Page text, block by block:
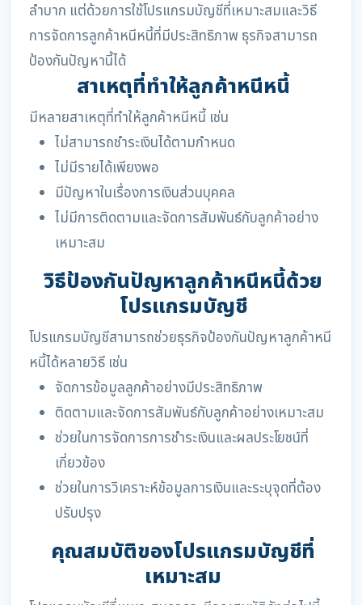
ลำบาก แต่ด้วยการใช้โปรแกรมบัญชีที่เหมาะสมและวิธี
การจัดการลูกค้าหนีหนี้ที่มีประสิทธิภาพ ธุรกิจสามารถ
ป้องกันปัญหานี้ได้
สาเหตุที่ทำให้ลูกค้าหนีหนี้
มีหลายสาเหตุที่ทำให้ลูกค้าหนีหนี้ เช่น
ไม่สามารถชำระเงินได้ตามกำหนด
ไม่มีรายได้เพียงพอ
มีปัญหาในเรื่องการเงินส่วนบุคคล
ไม่มีการติดตามและจัดการสัมพันธ์กับลูกค้าอย่าง
เหมาะสม
วิธีป้องกันปัญหาลูกค้าหนีหนี้ด้วย
โปรแกรมบัญชี
โปรแกรมบัญชีสามารถช่วยธุรกิจป้องกันปัญหาลูกค้าหนี
หนี้ได้หลายวิธี เช่น
จัดการข้อมูลลูกค้าอย่างมีประสิทธิภาพ
ติดตามและจัดการสัมพันธ์กับลูกค้าอย่างเหมาะสม
ช่วยในการจัดการการชำระเงินและผลประโยชน์ที่
เกี่ยวข้อง
ช่วยในการวิเคราะห์ข้อมูลการเงินและระบุจุดที่ต้อง
ปรับปรุง
คุณสมบัติของโปรแกรมบัญชีที่
เหมาะสม